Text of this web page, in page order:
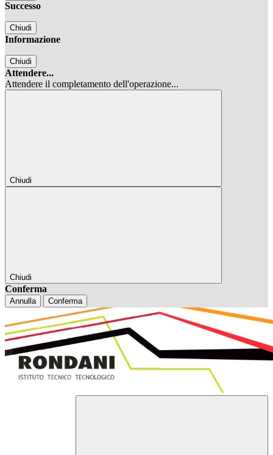
Successo
Chiudi
Informazione
Chiudi
Attendere...
Attendere il completamento dell'operazione...
Chiudi
Chiudi
Conferma
Annulla Conferma